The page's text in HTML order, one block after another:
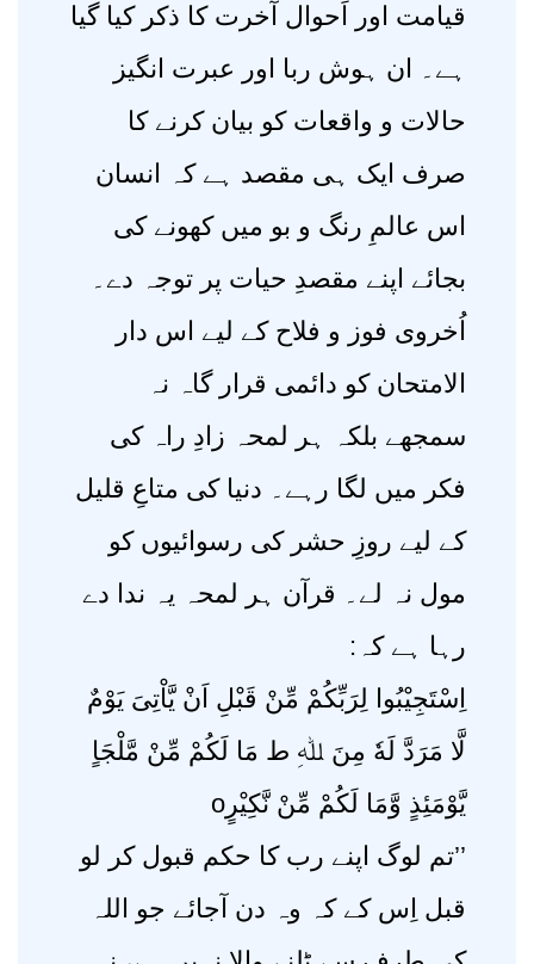
قیامت اور اَحوال آخرت کا ذکر کیا گیا
ہے۔ ان ہوش ربا اور عبرت انگیز
حالات و واقعات کو بیان کرنے کا
صرف ایک ہی مقصد ہے کہ انسان
اس عالمِ رنگ و بو میں کھونے کی
بجائے اپنے مقصدِ حیات پر توجہ دے۔
اُخروی فوز و فلاح کے لیے اس دار
الامتحان کو دائمی قرار گاہ نہ
سمجھے بلکہ ہر لمحہ زادِ راہ کی
فکر میں لگا رہے۔ دنیا کی متاعِ قلیل
کے لیے روزِ حشر کی رسوائیوں کو
مول نہ لے۔ قرآن ہر لمحہ یہ ندا دے
رہا ہے کہ:
اِسْتَجِیْبُوا لِرَبِّکُمْ مِّنْ قَبْلِ اَنْ یَّاْتِیَ یَوْمٌ
لَّا مَرَدَّ لَهٗ مِنَ ﷲِ ط مَا لَکُمْ مِّنْ مَّلْجَاٍ
یَّوْمَئِذٍ وَّمَا لَکُمْ مِّنْ نَّکِیْرٍo
’’تم لوگ اپنے رب کا حکم قبول کر لو
قبل اِس کے کہ وہ دن آجائے جو اللہ